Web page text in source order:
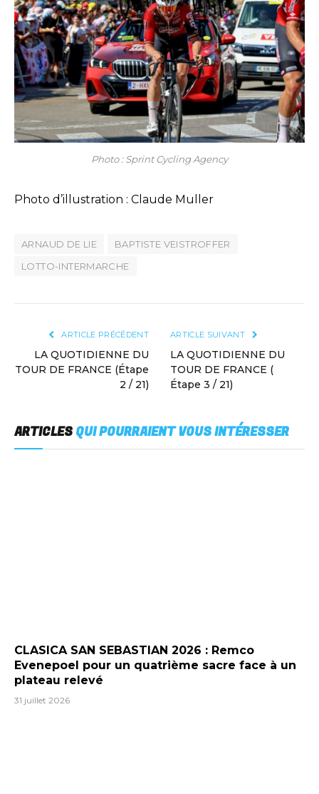
Photo : Sprint Cycling Agency
Photo d’illustration : Claude Muller
ARNAUD DE LIE
BAPTISTE VEISTROFFER
LOTTO-INTERMARCHE
ARTICLE PRÉCÉDENT
LA QUOTIDIENNE DU
TOUR DE FRANCE (Étape
2 / 21)
ARTICLE SUIVANT
LA QUOTIDIENNE DU
TOUR DE FRANCE (
Étape 3 / 21)
ARTICLES QUI POURRAIENT VOUS INTÉRESSER
CLASICA SAN SEBASTIAN 2026 : Remco
Evenepoel pour un quatrième sacre face à un
plateau relevé
31 juillet 2026